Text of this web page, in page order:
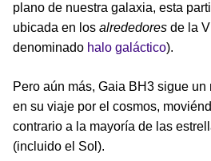
plano de nuestra galaxia, esta
ubicada en los alrededores de la
denominado halo galáctico).
Pero aún más, Gaia BH3 sigue
en su viaje por el cosmos,
contrario a la mayoría de las
(incluido el Sol).